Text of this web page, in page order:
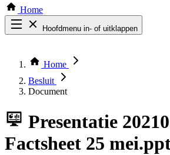
Home
Hoofdmenu in- of uitklappen
Thema COVID-19
Bekijk per bestuursorgaan
Home
Besluit
Document
Presentatie
Factsheet 25